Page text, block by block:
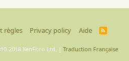
règles Privacy policy Aide
R
S
2018 XenForo Ltd. | Traduction Française